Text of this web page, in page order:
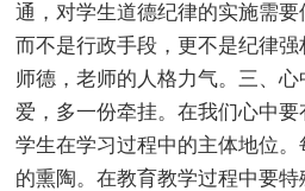
通，对学生道德纪律的实施需要
而不是行政手段，更不是纪律
师德，老师的人格力气。三、
爱，多一份牵挂。在我们心中要
学生在学习过程中的主体地位
的熏陶。在教育教学过程中要